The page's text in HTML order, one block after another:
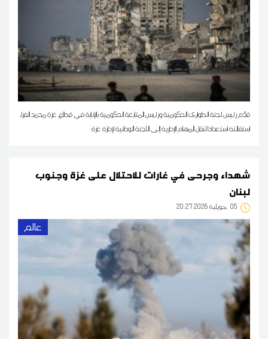
قدّم رئيس لجنة الطوارئ الحكومية ورئيس المتابعة الحكومية بالإنابة في قطاع غزة محمد الفرا،
استقالته استعدادا لنقل المهام الإدارية إلى اللجنة الوطنية لإدارة غزة
شهداء وجرحى في غارات للاحتلال على غزة وجنوب
لبنان
05 20:27 2026 جويلية
عالم